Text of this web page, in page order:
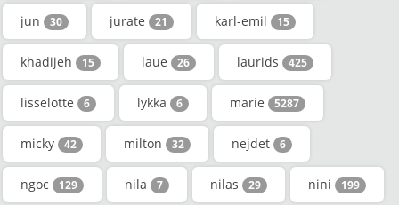
jun 30 jurate 21 karl-emil 15
khadijeh 15 laue 26 laurids 425
lisselotte 6 lykka 6 marie 5287
micky 42 milton 32 nejdet 6
ngoc 129 nila 7 nilas 29 nini 199